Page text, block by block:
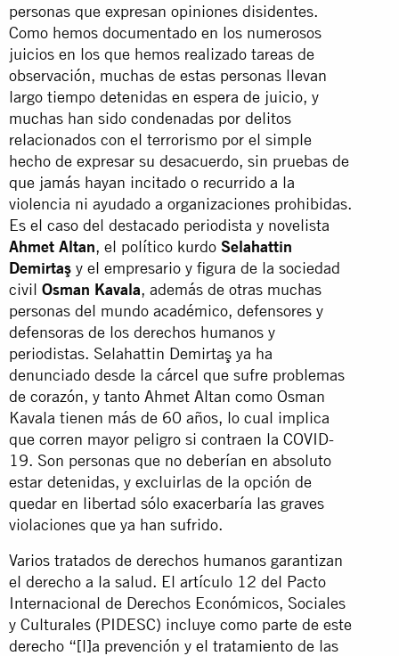
personas que expresan opiniones disidentes.
Como hemos documentado en los numerosos
juicios en los que hemos realizado tareas de
observación, muchas de estas personas llevan
largo tiempo detenidas en espera de juicio, y
muchas han sido condenadas por delitos
relacionados con el terrorismo por el simple
hecho de expresar su desacuerdo, sin pruebas de
que jamás hayan incitado o recurrido a la
violencia ni ayudado a organizaciones prohibidas.
Es el caso del destacado periodista y novelista
Ahmet Altan, el político kurdo Selahattin
Demirtaş y el empresario y figura de la sociedad
civil Osman Kavala, además de otras muchas
personas del mundo académico, defensores y
defensoras de los derechos humanos y
periodistas. Selahattin Demirtaş ya ha
denunciado desde la cárcel que sufre problemas
de corazón, y tanto Ahmet Altan como Osman
Kavala tienen más de 60 años, lo cual implica
que corren mayor peligro si contraen la COVID-
19. Son personas que no deberían en absoluto
estar detenidas, y excluirlas de la opción de
quedar en libertad sólo exacerbaría las graves
violaciones que ya han sufrido.
Varios tratados de derechos humanos garantizan
el derecho a la salud. El artículo 12 del Pacto
Internacional de Derechos Económicos, Sociales
y Culturales (PIDESC) incluye como parte de este
derecho “[l]a prevención y el tratamiento de las